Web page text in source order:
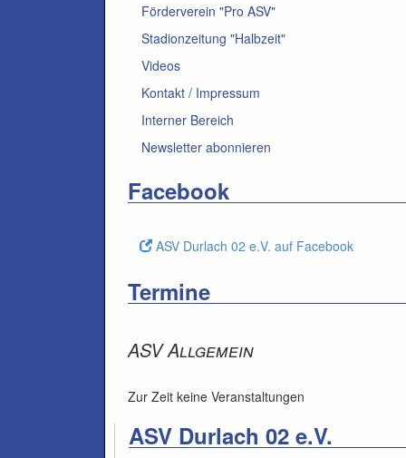
Förderverein "Pro ASV"
Stadionzeitung "Halbzeit"
Videos
Kontakt / Impressum
Interner Bereich
Newsletter abonnieren
Facebook
ASV Durlach 02 e.V. auf Facebook
Termine
ASV Allgemein
Zur Zeit keine Veranstaltungen
ASV Durlach 02 e.V.